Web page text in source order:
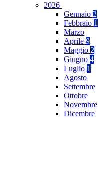
2026
Gennaio 2
Febbraio 1
Marzo
Aprile 9
Maggio 2
Giugno 4
Luglio 1
Agosto
Settembre
Ottobre
Novembre
Dicembre